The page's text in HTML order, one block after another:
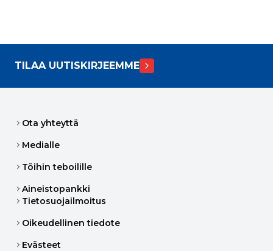
TILAA UUTISKIRJEEMME
Ota yhteyttä
Medialle
Töihin teboilille
Aineistopankki
Tietosuojailmoitus
Oikeudellinen tiedote
Evästeet